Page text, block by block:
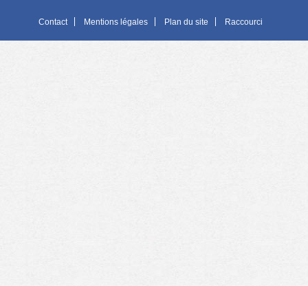
Contact Mentions légales Plan du site Raccourci